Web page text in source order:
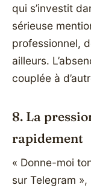
qui s’investit
sérieuse
professionnel,
ailleurs.
couplée à
8. La
rapidement
« Donne-moi
sur Telegram